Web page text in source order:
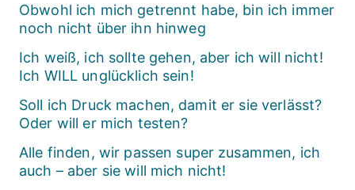
Obwohl ich mich getrennt habe, bin ich immer
noch nicht über ihn hinweg
Ich weiß, ich sollte gehen, aber ich will nicht!
Ich WILL unglücklich sein!
Soll ich Druck machen, damit er sie verlässt?
Oder will er mich testen?
Alle finden, wir passen super zusammen, ich
auch – aber sie will mich nicht!